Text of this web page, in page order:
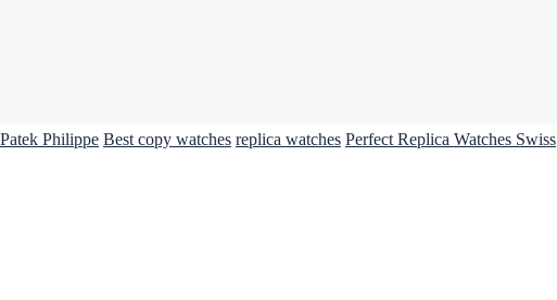
Patek Philippe Best copy watches replica watches Perfect Replica Watches Swiss